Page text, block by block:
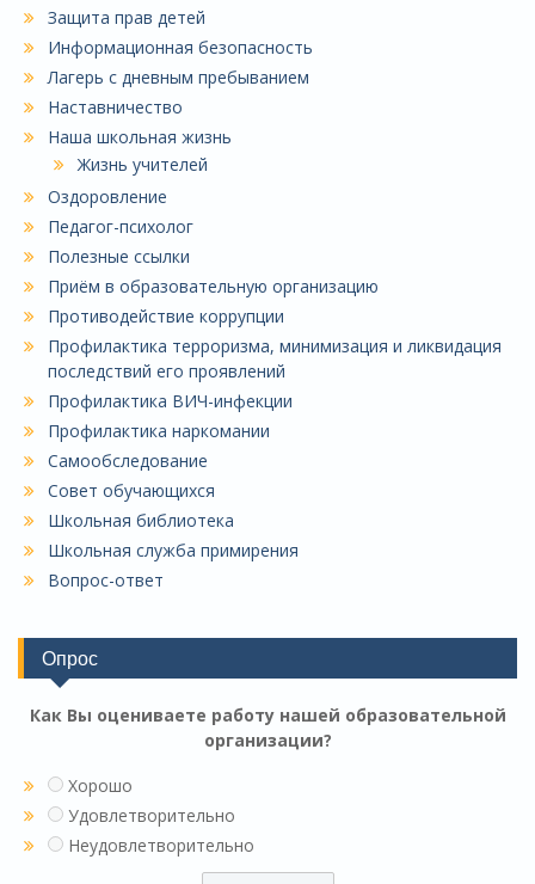
Защита прав детей
Информационная безопасность
Лагерь с дневным пребыванием
Наставничество
Наша школьная жизнь
Жизнь учителей
Оздоровление
Педагог-психолог
Полезные ссылки
Приём в образовательную организацию
Противодействие коррупции
Профилактика терроризма, минимизация и ликвидация
последствий его проявлений
Профилактика ВИЧ-инфекции
Профилактика наркомании
Самообследование
Совет обучающихся
Школьная библиотека
Школьная служба примирения
Вопрос-ответ
Опрос
Как Вы оцениваете работу нашей образовательной
организации?
Хорошо
Удовлетворительно
Неудовлетворительно